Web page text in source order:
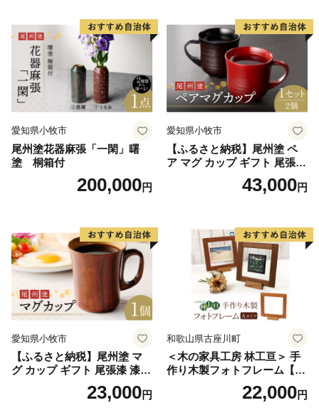
牧市 お取り寄せ 送料無料
愛知県小牧市
尾州塗花器麻張「一閑」曙
塗 桐箱付
200,000円
愛知県小牧市
【ふるさと納税】尾州塗 ペ
ア マグ カップ ギフト 尾張漆
漆 漆器 漆器工芸 工芸品 芸術
性 実用性 抗菌性 美味しく安
抗ウイルス効果 お取り寄せ
愛知県 小牧市 送料無料
43,000円
愛知県小牧市
【ふるさと納税】尾州塗 マ
グ カップ ギフト 尾張漆 漆
漆器 漆器工芸 工芸品 芸術性
実用性 抗菌性 美味しく安全
23,000円
和歌山県古座川町
＜木の家具工房 林工亘＞ 手
作り木製フォトフレーム【A
22,000円